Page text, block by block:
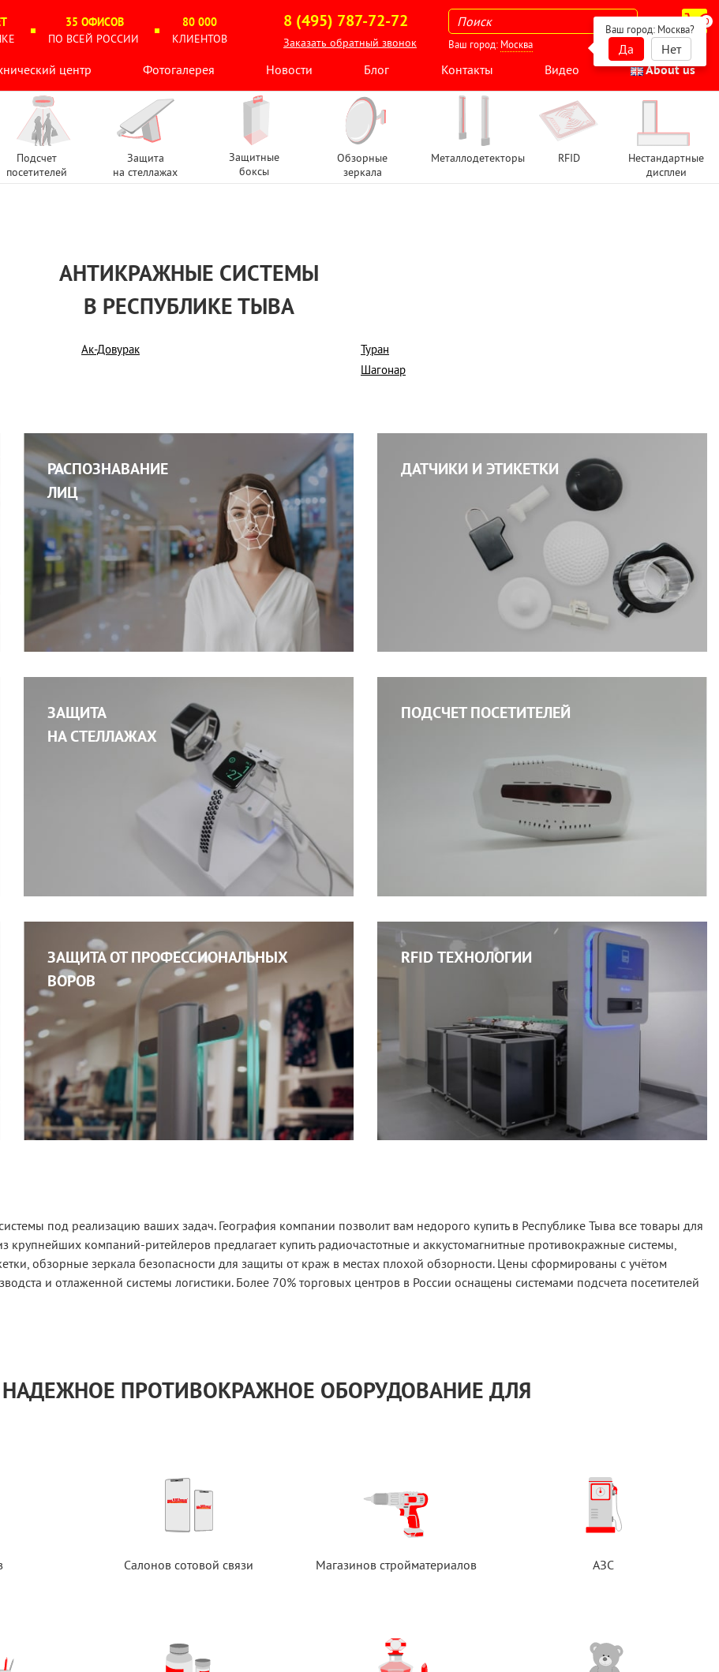
35 ОФИСОВ
ПО ВСЕЙ РОССИИ
80 000
КЛИЕНТОВ
8 (495) 787-72-72
Заказать обратный звонок
0
Ваш город: Москва
Ваш город: Москва?
Да
Нет
центр Фотогалерея Новости Блог Контакты Видео About us
Подсчет
посетителей
Защита
на стеллажах
Защитные
боксы
Обзорные
зеркала
Металлодетекторы RFID
Нестандартные
дисплеи
АНТИКРАЖНЫЕ СИСТЕМЫ
В РЕСПУБЛИКЕ ТЫВА
Ак-Довурак
Туран
Шагонар
РАСПОЗНАВАНИЕ
ЛИЦ
ДАТЧИКИ И ЭТИКЕТКИ
ЗАЩИТА
НА СТЕЛЛАЖАХ
ПОДСЧЕТ ПОСЕТИТЕЛЕЙ
ЗАЩИТА ОТ ПРОФЕССИОНАЛЬНЫХ
ВОРОВ
RFID ТЕХНОЛОГИИ
под реализацию ваших задач. География компании позволит вам недорого купить в Республике Тыва все товары для
компаний-ритейлеров предлагает купить радиочастотные и аккустомагнитные противокражные системы,
обзорные зеркала безопасности для защиты от краж в местах плохой обзорности. Цены сформированы с учётом
и отлаженной системы логистики. Более 70% торговых центров в России оснащены системами подсчета посетителей
НАДЕЖНОЕ ПРОТИВОКРАЖНОЕ ОБОРУДОВАНИЕ ДЛЯ
Салонов сотовой связи Магазинов стройматериалов АЗС